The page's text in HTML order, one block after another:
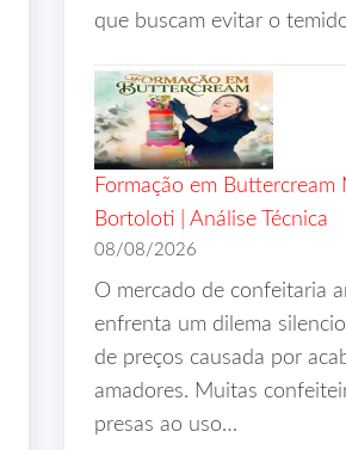
que buscam evitar o
Formação em Buttercream
Bortoloti | Análise Técnica
08/08/2026
O mercado de confeitaria
enfrenta um dilema
de preços causada por
amadores. Muitas
presas ao uso…